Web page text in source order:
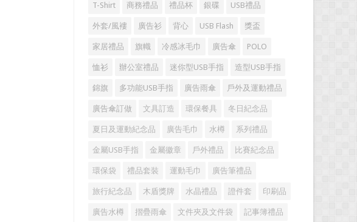
T-Shirt 商務禮品 禮品杯 銀碟 USB禮品
外套/風褸 廣告衫 背心 USB Flash 獎盃
家居禮品 旗幟 冷感冰毛巾 廣告傘 POLO
恤衫 辦公室禮品 迷你型USB手指 造型USB手指
錦旗 多功能USB手指 廣告雨傘 戶外及運動禮品
廣告傘訂做 文具訂造 環保餐具 冬日紀念品
夏日及運動紀念品 廣告毛巾 水樽 系列禮品
金屬USB手指 金屬徽章 戶外禮品 比賽紀念品
環保袋 禮品套裝 運動毛巾 廣告筆禮品
旅行紀念品 木盾獎牌 水晶禮品 證件套 印刷品
廣告水樽 摺疊雨傘 文件夾及文件袋 記事簿禮品